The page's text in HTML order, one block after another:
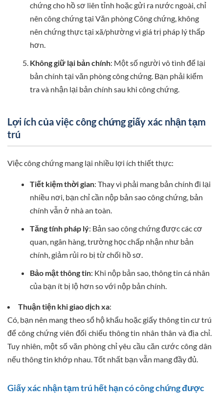
chứng cho hồ sơ liên tỉnh hoặc gửi ra nước ngoài, chỉ
nên công chứng tại Văn phòng Công chứng, không
nên chứng thực tại xã/phường vì giá trị pháp lý thấp
hơn.
Không giữ lại bản chính: Một số người vô tình để lại
bản chính tại văn phòng công chứng. Bạn phải kiểm
tra và nhận lại bản chính sau khi công chứng.
Lợi ích của việc công chứng giấy xác nhận tạm
trú
Việc công chứng mang lại nhiều lợi ích thiết thực:
Tiết kiệm thời gian: Thay vì phải mang bản chính đi lại
nhiều nơi, bạn chỉ cần nộp bản sao công chứng, bản
chính vẫn ở nhà an toàn.
Tăng tính pháp lý: Bản sao công chứng được các cơ
quan, ngân hàng, trường học chấp nhận như bản
chính, giảm rủi ro bị từ chối hồ sơ.
Bảo mật thông tin: Khi nộp bản sao, thông tin cá nhân
của bạn ít bị lộ hơn so với nộp bản chính.
Thuận tiện khi giao dịch xa:
Có, bạn nên mang theo sổ hộ khẩu hoặc giấy thông tin cư trú
để công chứng viên đối chiếu thông tin nhân thân và địa chỉ.
Tuy nhiên, một số văn phòng chỉ yêu cầu căn cước công dân
nếu thông tin khớp nhau. Tốt nhất bạn vẫn mang đầy đủ.
Giấy xác nhận tạm trú hết hạn có công chứng được